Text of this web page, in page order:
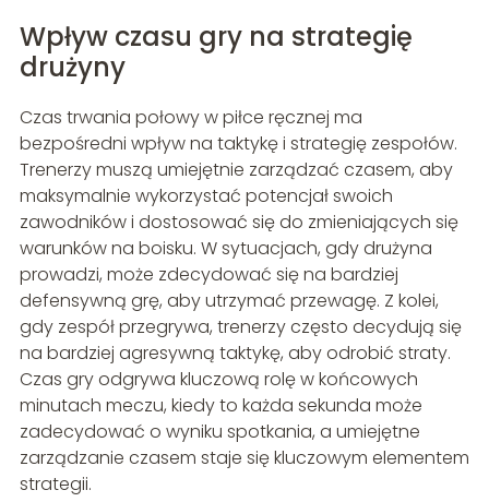
Wpływ czasu gry na strategię
drużyny
Czas trwania połowy w piłce ręcznej ma
bezpośredni wpływ na taktykę i strategię zespołów.
Trenerzy muszą umiejętnie zarządzać czasem, aby
maksymalnie wykorzystać potencjał swoich
zawodników i dostosować się do zmieniających się
warunków na boisku. W sytuacjach, gdy drużyna
prowadzi, może zdecydować się na bardziej
defensywną grę, aby utrzymać przewagę. Z kolei,
gdy zespół przegrywa, trenerzy często decydują się
na bardziej agresywną taktykę, aby odrobić straty.
Czas gry odgrywa kluczową rolę w końcowych
minutach meczu, kiedy to każda sekunda może
zadecydować o wyniku spotkania, a umiejętne
zarządzanie czasem staje się kluczowym elementem
strategii.